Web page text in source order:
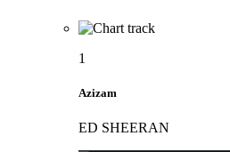
1
Azizam
ED SHEERAN